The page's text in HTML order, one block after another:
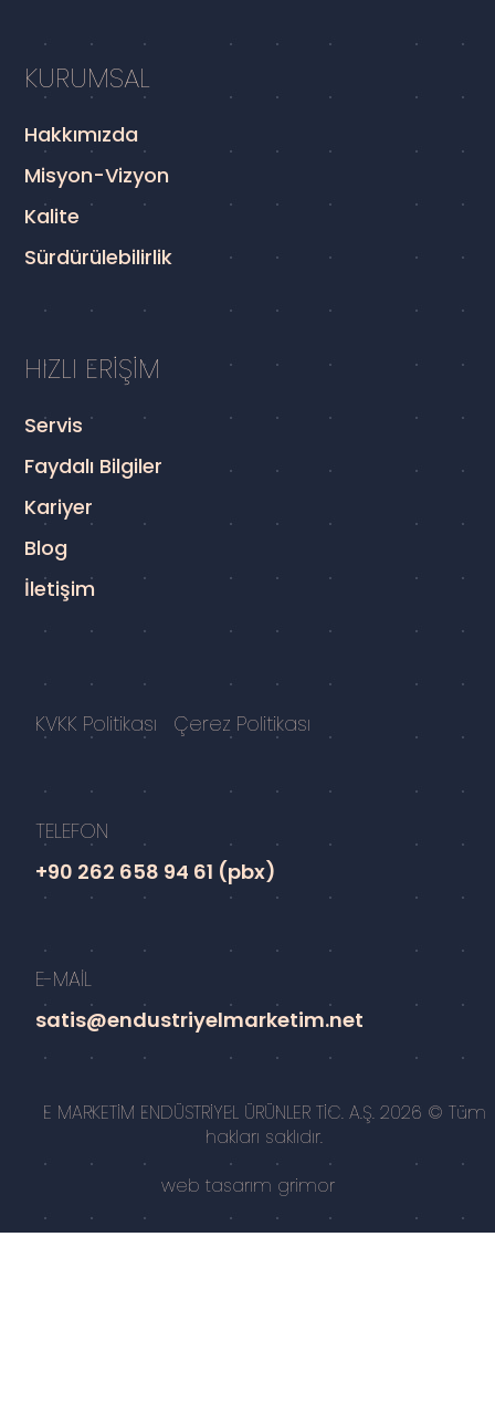
KURUMSAL
Hakkımızda
Misyon-Vizyon
Kalite
Sürdürülebilirlik
HIZLI ERİŞİM
Servis
Faydalı Bilgiler
Kariyer
Blog
İletişim
KVKK Politikası Çerez Politikası
TELEFON
+90 262 658 94 61 (pbx)
E-MAİL
satis@endustriyelmarketim.net
E MARKETİM ENDÜSTRİYEL ÜRÜNLER TİC. A.Ş. 2026 © Tüm
hakları saklıdır.
web tasarım grimor